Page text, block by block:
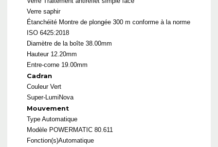
Verre saphir
Étanchéité Montre de plongée 300 m conforme à la norme
ISO 6425:2018
Diamètre de la boîte 38.00mm
Hauteur 12.20mm
Entre-corne 19.00mm
Cadran
Couleur Vert
Super-LumiNova
Mouvement
Type Automatique
Modèle POWERMATIC 80.611
Fonction(s)Automatique